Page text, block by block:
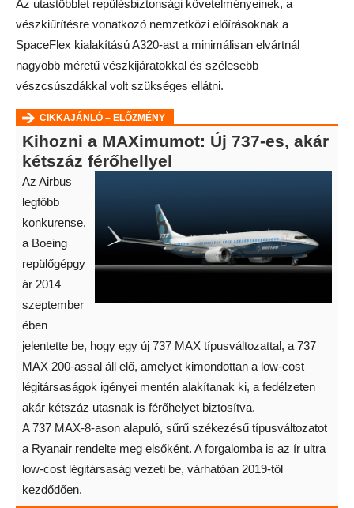
Az utastöbblet repülésbiztonsági követelményeinek, a
vészkiűrítésre vonatkozó nemzetközi előírásoknak a
SpaceFlex kialakítású A320-ast a minimálisan elvártnál
nagyobb méretű vészkijáratokkal és szélesebb
vészcsúszdákkal volt szükséges ellátni.
CIKKAJÁNLÓ – ELŐZMÉNY
Kihozni a MAXimumot: Új 737-es, akár
kétszáz férőhellyel
Az Airbus
legfőbb
konkurense,
a Boeing
repülőgépgy
ár 2014
szeptember
ében
jelentette be, hogy egy új 737 MAX típusváltozattal, a 737
MAX 200-assal áll elő, amelyet kimondottan a low-cost
légitársaságok igényei mentén alakítanak ki, a fedélzeten
akár kétszáz utasnak is férőhelyet biztosítva.
A 737 MAX-8-ason alapuló, sűrű székezésű típusváltozatot
a Ryanair rendelte meg elsőként. A forgalomba is az ír ultra
low-cost légitársaság vezeti be, várhatóan 2019-től
kezdődően.